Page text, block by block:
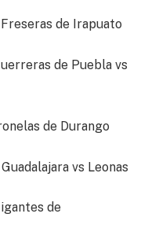
de Irapuato
de Puebla vs
de Durango
vs Leonas
de